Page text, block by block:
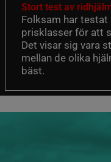
Stort test av
Folksam har
prisklasser för att
Det visar sig vara
mellan de olika
bäst.